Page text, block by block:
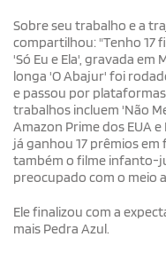
Sobre seu trabalho e a
compartilhou: "Tenho 17
'Só Eu e Ela', gravada em
longa 'O Abajur' foi
e passou por plataformas
trabalhos incluem 'Não
Amazon Prime dos EUA
já ganhou 17 prêmios
também o filme infanto-
preocupado com o meio
Ele finalizou com a
mais Pedra Azul.